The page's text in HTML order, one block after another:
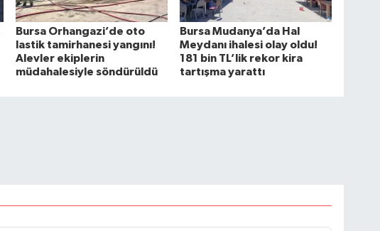
Bursa Orhangazi’de oto
lastik tamirhanesi yangını!
Alevler ekiplerin
müdahalesiyle söndürüldü
Bursa Mudanya’da Hal
Meydanı ihalesi olay oldu!
181 bin TL’lik rekor kira
tartışma yarattı